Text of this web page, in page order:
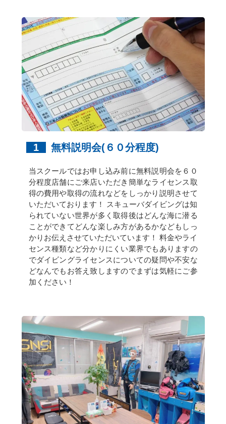
1 無料説明会(６０分程度)
当スクールではお申し込み前に無料説明会を６０
分程度店舗にご来店いただき簡単なライセンス取
得の費用や取得の流れなどをしっかり説明させて
いただいております！ スキューバダイビングは知
られていない世界が多く取得後はどんな海に潜る
ことができてどんな楽しみ方があるかなどもしっ
かりお伝えさせていただいています！ 料金やライ
センス種類など分かりにくい業界でもありますの
でダイビングライセンスについての疑問や不安な
どなんでもお答え致しますのでまずは気軽にご参
加ください！